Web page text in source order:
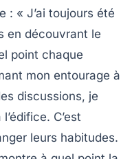
: « J’ai toujours été
en découvrant le
point chaque
mon entourage à
discussions, je
C’est
leurs habitudes.